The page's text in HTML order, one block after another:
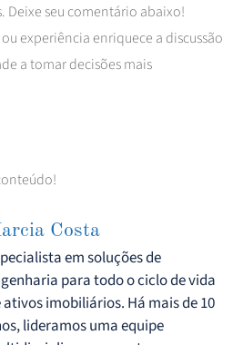
Deixe seu comentário abaixo!
experiência enriquece a discussão
a tomar decisões mais
Costa
em soluções de
para todo o ciclo de vida
ativos imobiliários. Há mais de 10
lideramos uma equipe